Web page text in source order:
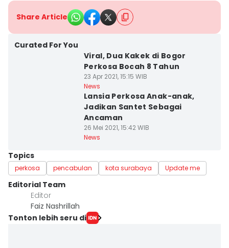
Share Article
Curated For You
Viral, Dua Kakek di Bogor
Perkosa Bocah 8 Tahun
23 Apr 2021, 15:15 WIB
News
Lansia Perkosa Anak-anak,
Jadikan Santet Sebagai
Ancaman
26 Mei 2021, 15:42 WIB
News
Topics
perkosa pencabulan kota surabaya Update me
Editorial Team
Editor
Faiz Nashrillah
Tonton lebih seru di